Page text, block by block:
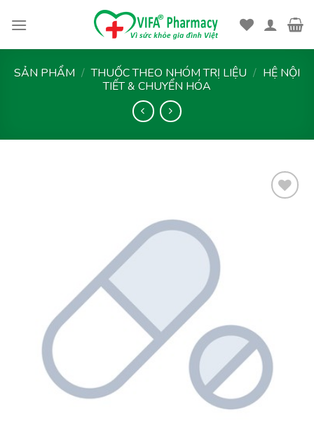
SẢN PHẨM / THUỐC THEO NHÓM TRỊ LIỆU / HỆ NỘI
TIẾT & CHUYỂN HÓA